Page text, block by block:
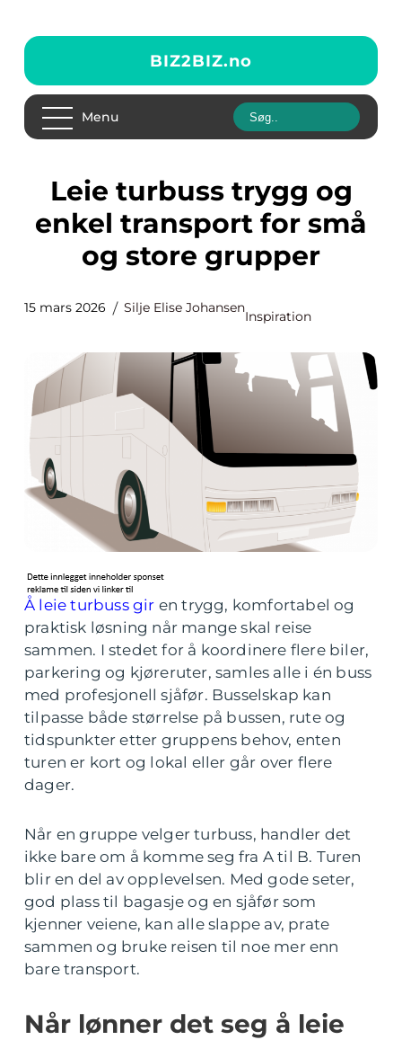
BIZ2BIZ.no
Menu
Leie turbuss trygg og
enkel transport for små
og store grupper
15 mars 2026 Silje Elise Johansen
Inspiration
Å leie turbuss gir en trygg, komfortabel og
praktisk løsning når mange skal reise
sammen. I stedet for å koordinere flere biler,
parkering og kjøreruter, samles alle i én buss
med profesjonell sjåfør. Busselskap kan
tilpasse både størrelse på bussen, rute og
tidspunkter etter gruppens behov, enten
turen er kort og lokal eller går over flere
dager.
Når en gruppe velger turbuss, handler det
ikke bare om å komme seg fra A til B. Turen
blir en del av opplevelsen. Med gode seter,
god plass til bagasje og en sjåfør som
kjenner veiene, kan alle slappe av, prate
sammen og bruke reisen til noe mer enn
bare transport.
Når lønner det seg å leie